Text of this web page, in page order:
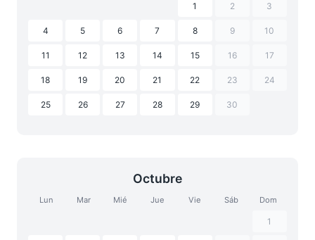
1 2 3
4 5 6 7 8 9 10
11 12 13 14 15 16 17
18 19 20 21 22 23 24
25 26 27 28 29 30
Octubre
Lun Mar Mié Jue Vie Sáb Dom
1